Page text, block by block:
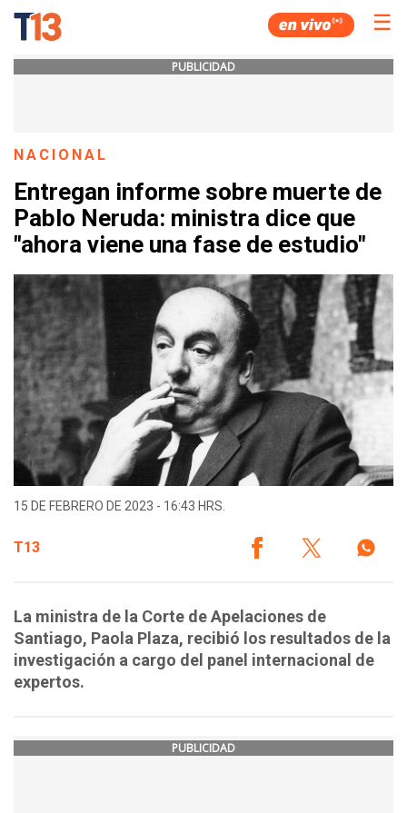
☰
PUBLICIDAD
NACIONAL
Entregan informe sobre muerte de
Pablo Neruda: ministra dice que
"ahora viene una fase de estudio"
15 DE FEBRERO DE 2023 - 16:43 HRS.
T13
La ministra de la Corte de Apelaciones de
Santiago, Paola Plaza, recibió los resultados de la
investigación a cargo del panel internacional de
expertos.
PUBLICIDAD